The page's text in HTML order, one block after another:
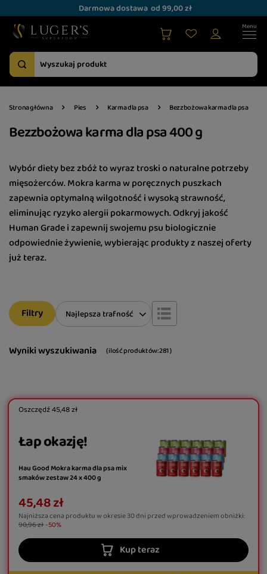
Darmowa dostawa od 99,00 zł
Strona główna Pies Karma dla psa Bezzbożowa karma dla psa
Bezzbożowa karma dla psa 400 g
Wybór diety bez zbóż to wyraz troski o naturalne potrzeby
mięsożerców. Mokra karma w poręcznych puszkach
zapewnia optymalną wilgotność i wysoką strawność,
eliminując ryzyko alergii pokarmowych. Odkryj jakość
Human Grade i zapewnij swojemu psu biologicznie
odpowiednie żywienie, wybierając produkty z naszej oferty
już teraz.
Wyniki wyszukiwania ( ilość produktów:281)
Zmień sortowanie
Najlepsza trafność
Filtry
Oszczędź45,48 zł
Łap okazję!
Hau Good Mokra karma dla psa mix
smaków zestaw 24 x 400 g
45,48 zł
Najniższa cena produktu w okresie 30 dni przed wprowadzeniem obniżki:
90,96 zł -50%
Kup teraz